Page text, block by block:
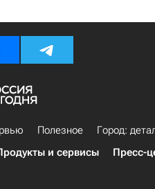
Полезное
Город:
и сервисы Пресс-